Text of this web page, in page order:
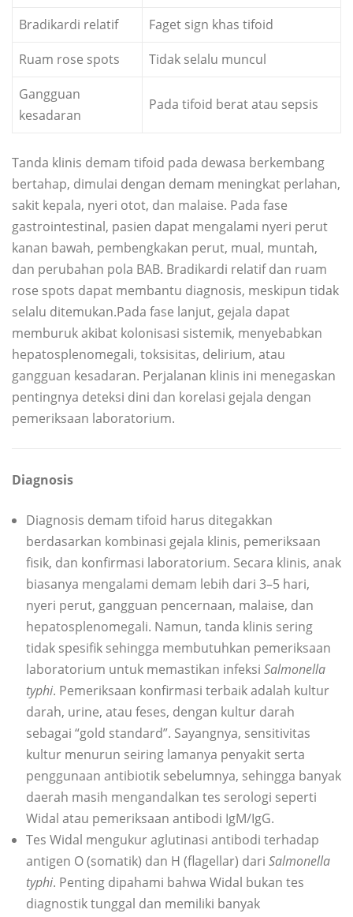
Bradikardi relatif
Faget sign khas tifoid
Ruam rose spots
Tidak selalu muncul
Gangguan
kesadaran
Pada tifoid berat atau sepsis
Tanda klinis demam tifoid pada dewasa berkembang
bertahap, dimulai dengan demam meningkat perlahan,
sakit kepala, nyeri otot, dan malaise. Pada fase
gastrointestinal, pasien dapat mengalami nyeri perut
kanan bawah, pembengkakan perut, mual, muntah,
dan perubahan pola BAB. Bradikardi relatif dan ruam
rose spots dapat membantu diagnosis, meskipun tidak
selalu ditemukan.Pada fase lanjut, gejala dapat
memburuk akibat kolonisasi sistemik, menyebabkan
hepatosplenomegali, toksisitas, delirium, atau
gangguan kesadaran. Perjalanan klinis ini menegaskan
pentingnya deteksi dini dan korelasi gejala dengan
pemeriksaan laboratorium.
Diagnosis
Diagnosis demam tifoid harus ditegakkan
berdasarkan kombinasi gejala klinis, pemeriksaan
fisik, dan konfirmasi laboratorium. Secara klinis, anak
biasanya mengalami demam lebih dari 3–5 hari,
nyeri perut, gangguan pencernaan, malaise, dan
hepatosplenomegali. Namun, tanda klinis sering
tidak spesifik sehingga membutuhkan pemeriksaan
laboratorium untuk memastikan infeksi Salmonella
typhi. Pemeriksaan konfirmasi terbaik adalah kultur
darah, urine, atau feses, dengan kultur darah
sebagai “gold standard”. Sayangnya, sensitivitas
kultur menurun seiring lamanya penyakit serta
penggunaan antibiotik sebelumnya, sehingga banyak
daerah masih mengandalkan tes serologi seperti
Widal atau pemeriksaan antibodi IgM/IgG.
Tes Widal mengukur aglutinasi antibodi terhadap
antigen O (somatik) dan H (flagellar) dari Salmonella
typhi. Penting dipahami bahwa Widal bukan tes
diagnostik tunggal dan memiliki banyak